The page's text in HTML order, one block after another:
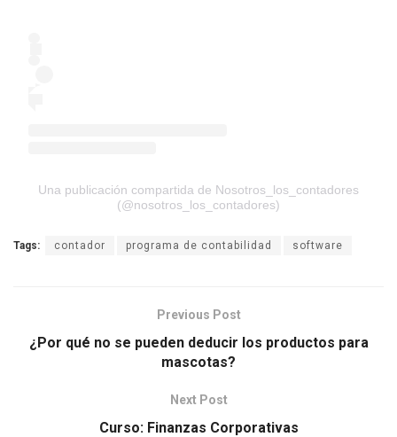
Una publicación compartida de Nosotros_los_contadores
(@nosotros_los_contadores)
Tags: contador programa de contabilidad software
Previous Post
¿Por qué no se pueden deducir los productos para
mascotas?
Next Post
Curso: Finanzas Corporativas